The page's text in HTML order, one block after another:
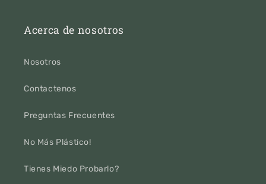
Acerca de nosotros
Nosotros
Contactenos
Preguntas Frecuentes
No Más Plástico!
Tienes Miedo Probarlo?